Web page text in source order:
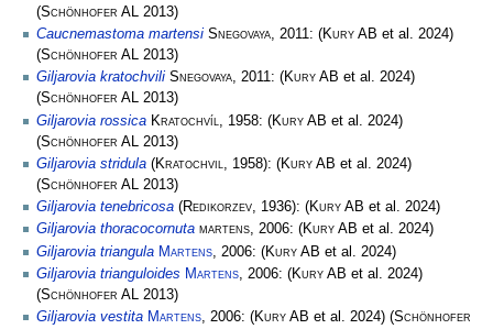
(Schönhofer AL 2013)
Caucnemastoma martensi Snegovaya, 2011: (Kury AB et al. 2024)
(Schönhofer AL 2013)
Giljarovia kratochvili Snegovaya, 2011: (Kury AB et al. 2024)
(Schönhofer AL 2013)
Giljarovia rossica Kratochvíl , 1958: (Kury AB et al. 2024)
(Schönhofer AL
2013)
Giljarovia stridula (Kratochvil, 1958): (Kury AB et al. 2024)
(Schönhofer AL 2013)
Giljarovia tenebricosa (Redikorzev, 1936): (Kury AB et al. 2024)
Giljarovia thoracocornuta martens, 2006: (Kury AB et al. 2024)
Giljarovia triangula Martens , 2006: (Kury AB et al. 2024)
Giljarovia trianguloides Martens, 2006: (Kury AB et al. 2024)
(Schönhofer AL 2013)
Giljarovia vestita Martens, 2006: (Kury AB et al. 2024) (Schönhofer